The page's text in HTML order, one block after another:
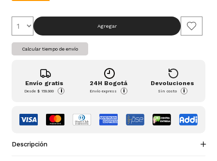
Agregar
Calcular tiempo de envío
Envío gratis
Desde$ 159.900 i
24H Bogotá
Envío express i
Devoluciones
Sin costo i
Descripción